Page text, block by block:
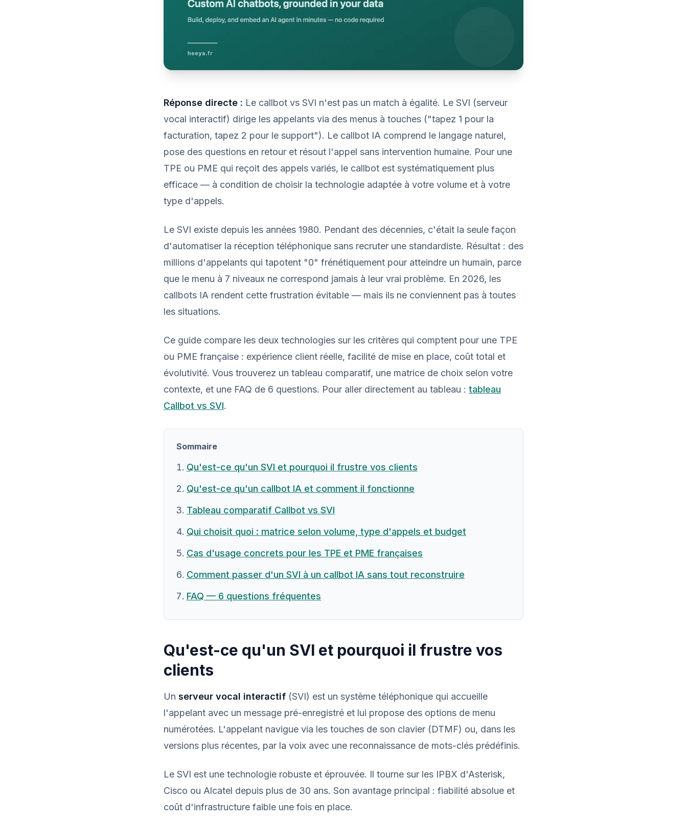
Réponse directe : Le callbot vs SVI n'est pas un match à égalité. Le SVI (serveur
vocal interactif) dirige les appelants via des menus à touches ("tapez 1 pour la
facturation, tapez 2 pour le support"). Le callbot IA comprend le langage naturel,
pose des questions en retour et résout l'appel sans intervention humaine. Pour une
TPE ou PME qui reçoit des appels variés, le callbot est systématiquement plus
efficace — à condition de choisir la technologie adaptée à votre volume et à votre
type d'appels.
Le SVI existe depuis les années 1980. Pendant des décennies, c'était la seule façon
d'automatiser la réception téléphonique sans recruter une standardiste. Résultat : des
millions d'appelants qui tapotent "0" frénétiquement pour atteindre un humain, parce
que le menu à 7 niveaux ne correspond jamais à leur vrai problème. En 2026, les
callbots IA rendent cette frustration évitable — mais ils ne conviennent pas à toutes
les situations.
Ce guide compare les deux technologies sur les critères qui comptent pour une TPE
ou PME française : expérience client réelle, facilité de mise en place, coût total et
évolutivité. Vous trouverez un tableau comparatif, une matrice de choix selon votre
contexte, et une FAQ de 6 questions. Pour aller directement au tableau : tableau
Callbot vs SVI.
Sommaire
Qu'est-ce qu'un SVI et pourquoi il frustre vos clients
Qu'est-ce qu'un callbot IA et comment il fonctionne
Tableau comparatif Callbot vs SVI
Qui choisit quoi : matrice selon volume, type d'appels et budget
Cas d'usage concrets pour les TPE et PME françaises
Comment passer d'un SVI à un callbot IA sans tout reconstruire
FAQ — 6 questions fréquentes
Qu'est-ce qu'un SVI et pourquoi il frustre vos
clients
Un serveur vocal interactif (SVI) est un système téléphonique qui accueille
l'appelant avec un message pré-enregistré et lui propose des options de menu
numérotées. L'appelant navigue via les touches de son clavier (DTMF) ou, dans les
versions plus récentes, par la voix avec une reconnaissance de mots-clés prédéfinis.
Le SVI est une technologie robuste et éprouvée. Il tourne sur les IPBX d'Asterisk,
Cisco ou Alcatel depuis plus de 30 ans. Son avantage principal : fiabilité absolue et
coût d'infrastructure faible une fois en place.